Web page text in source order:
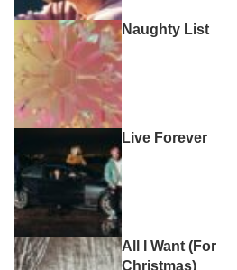
Naughty List
Live Forever
All I Want (For
Christmas)